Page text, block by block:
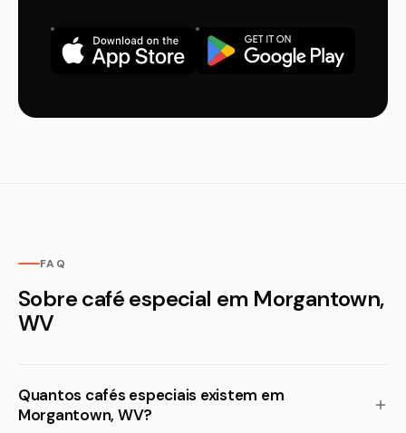
FAQ
Sobre café especial em Morgantown,
WV
Quantos cafés especiais existem em
Morgantown, WV?